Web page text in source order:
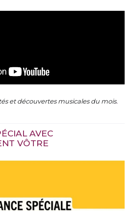
et découvertes musicales du mois.
AVEC
VÔTRE